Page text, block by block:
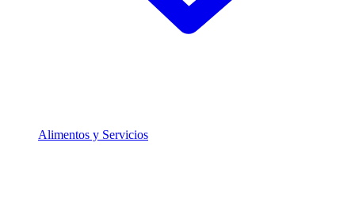
Alimentos y Servicios